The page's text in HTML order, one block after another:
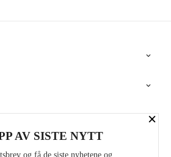
×
AV SISTE NYTT
og få de siste nyhetene og